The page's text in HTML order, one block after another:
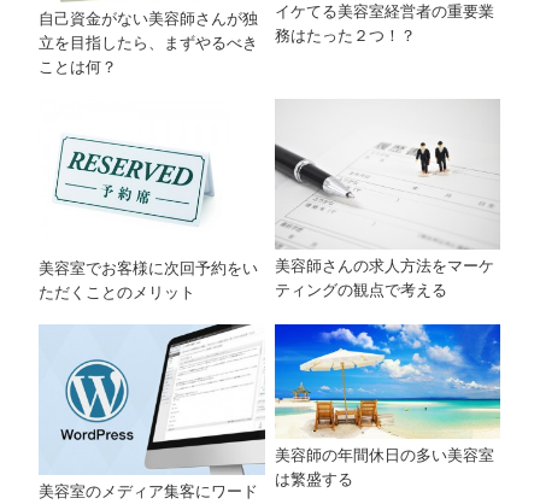
自己資金がない美容師さんが独
立を目指したら、まずやるべき
ことは何？
イケてる美容室経営者の重要業
務はたった２つ！？
美容室でお客様に次回予約をい
ただくことのメリット
美容師さんの求人方法をマーケ
ティングの観点で考える
美容室のメディア集客にワード
美容師の年間休日の多い美容室
は繁盛する